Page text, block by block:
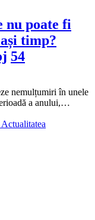
nu poate fi
timp?
54
nemulțumiri în unele
a anului,…